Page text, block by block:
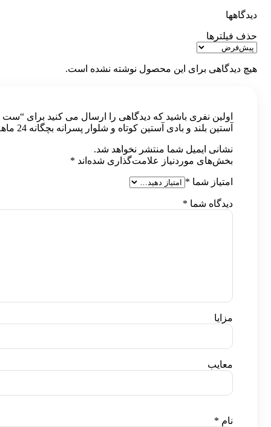
دیدگاهها
حذف فیلترها
هیچ دیدگاهی برای این محصول نوشته نشده است.
اولین نفری باشید که دیدگاهی را ارسال می کنید برای “ست
آستین بلند و بادی آستین کوتاه و شلوار پسرانه بچگانه 24 ماهه”
نشانی ایمیل شما منتشر نخواهد شد.
بخش‌های موردنیاز علامت‌گذاری شده‌اند *
امتیاز شما *
دیدگاه شما *
مزایا
معایب
نام *